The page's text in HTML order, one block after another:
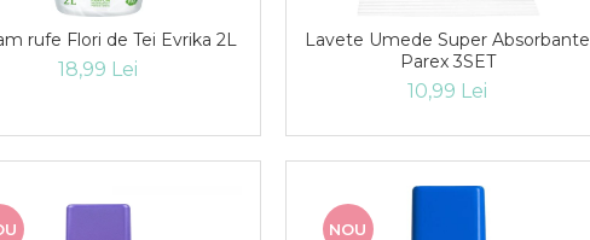
rufe Flori de Tei Evrika 2L
18,99 Lei
Lavete Umede Super Absorbante
Parex 3SET
10,99 Lei
NOU